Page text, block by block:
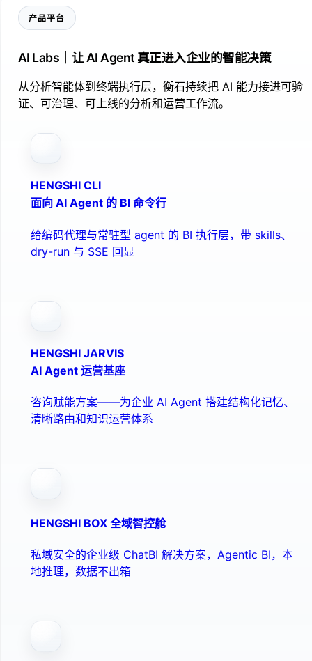
产品平台
AI Labs｜让 AI Agent 真正进入企业的智能决策
从分析智能体到终端执行层，衡石持续把 AI 能力接进可验
证、可治理、可上线的分析和运营工作流。
HENGSHI CLI
面向 AI Agent 的 BI 命令行
给编码代理与常驻型 agent 的 BI 执行层，带 skills、
dry-run 与 SSE 回显
HENGSHI JARVIS
AI Agent 运营基座
咨询赋能方案——为企业 AI Agent 搭建结构化记忆、
清晰路由和知识运营体系
HENGSHI BOX 全域智控舱
私域安全的企业级 ChatBI 解决方案，Agentic BI，本
地推理，数据不出箱